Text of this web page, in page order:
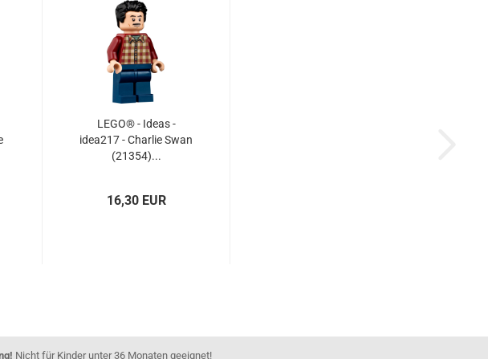
LEGO® - Ideas -
idea217 - Charlie Swan
(21354)...
16,30 EUR
Nicht für Kinder unter 36 Monaten geeignet!